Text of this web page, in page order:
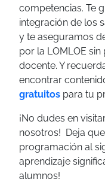
competencias. Te
integración de los
y te aseguramos
por la LOMLOE
docente. Y
encontrar
gratuitos para tu
¡No dudes en
nosotros! Deja
programación al
aprendizaje
alumnos!